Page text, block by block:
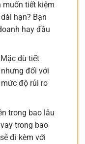
tiết kiệm
hạn? Bạn
hay đầu
dù tiết
đối với
độ rủi ro
trong bao lâu
trong bao
đi kèm với